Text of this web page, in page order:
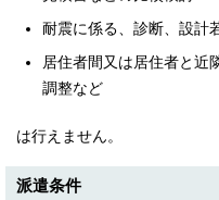
耐震に係る、診断、設計
居住者間又は居住者と近
調整など
は行えません。
派遣条件